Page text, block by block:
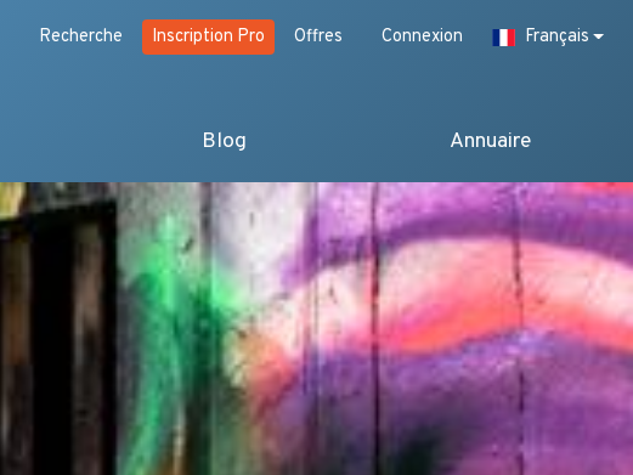
Recherche Inscription Pro Offres Connexion Français
Blog Annuaire